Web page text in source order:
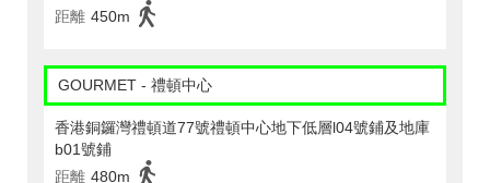
距離 450m
GOURMET - 禮頓中心
香港銅鑼灣禮頓道77號禮頓中心地下低層l04號鋪及地庫
b01號鋪
距離 480m